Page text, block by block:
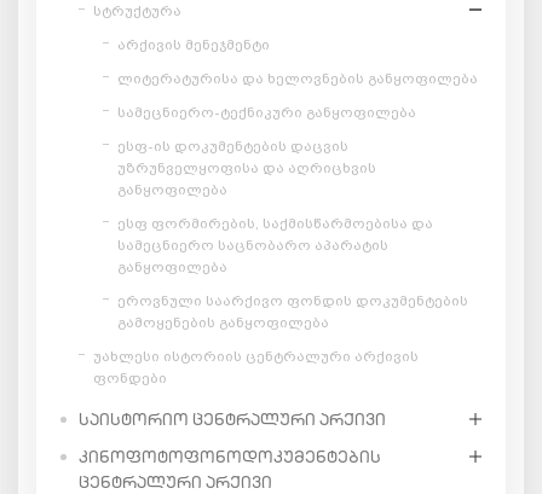
სტრუქტურა
არქივის მენეჯმენტი
ლიტერატურისა და ხელოვნების განყოფილება
სამეცნიერო-ტექნიკური განყოფილება
ესფ-ის დოკუმენტების დაცვის
უზრუნველყოფისა და აღრიცხვის
განყოფილება
ესფ ფორმირების, საქმისწარმოებისა და
სამეცნიერო საცნობარო აპარატის
განყოფილება
ეროვნული საარქივო ფონდის დოკუმენტების
გამოყენების განყოფილება
უახლესი ისტორიის ცენტრალური არქივის
ფონდები
ᲡᲐᲘᲡᲢᲝᲠᲘᲝ ᲪᲔᲜᲢᲠᲐᲚᲣᲠᲘ ᲐᲠᲥᲘᲕᲘ
ᲙᲘᲜᲝᲤᲝᲢᲝᲤᲝᲜᲝᲓᲝᲙᲣᲛᲔᲜᲢᲔᲑᲘᲡ
ᲪᲔᲜᲢᲠᲐᲚᲣᲠᲘ ᲐᲠᲥᲘᲕᲘ